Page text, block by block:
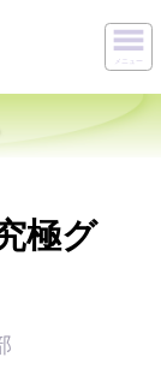
メニュー
極グ